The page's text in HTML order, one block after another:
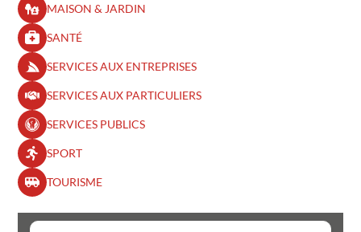
MAISON & JARDIN
SANTÉ
SERVICES AUX ENTREPRISES
SERVICES AUX PARTICULIERS
SERVICES PUBLICS
SPORT
TOURISME